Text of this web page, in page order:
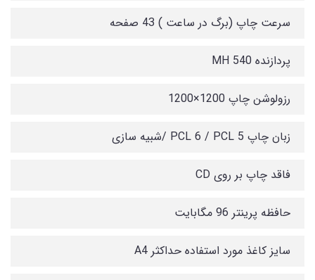
سرعت چاپ (برگ در ساعت ) 43 صفحه
پردازنده 540 MH
رزولوشن چاپ 1200×1200
زبان چاپ PCL 6 / PCL 5 /شبیه سازی
فاقد چاپ بر روی CD
حافظه پرینتر 96 مگابایت
سایز کاغذ مورد استفاده حداکثر A4